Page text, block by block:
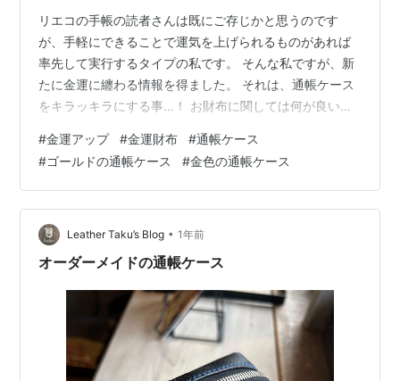
リエコの手帳の読者さんは既にご存じかと思うのです
が、手軽にできることで運気を上げられるものがあれば
率先して実行するタイプの私です。 そんな私ですが、新
たに金運に纏わる情報を得ました。 それは、通帳ケース
をキラッキラにする事…！ お財布に関しては何が良いと
という情報を耳にしたのは初めてでした。 愛用している
お財布はこちら↓ キラキラの通帳ケースが金運に良いと
いう情報はインターネット上で偶然見つけまして、それ
によるとこのような感じです。 使わなくなったキラキラ
のパーティーバッグを通帳入れにしたら資産が増えた！
通帳ケースをゴールドにしたら金運上がっ…
#金運アップ #金運財布 #通帳ケース
#ゴールドの通帳ケース #金色の通帳ケース
Leather Taku’s Blog • 1年前
オーダーメイドの通帳ケース